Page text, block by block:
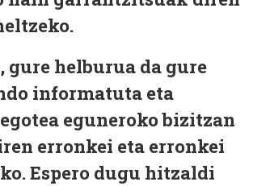
gure helburua da gure
informatuta eta
eguneroko bizitzan
erronkei eta erronkei
Espero dugu hitzaldi